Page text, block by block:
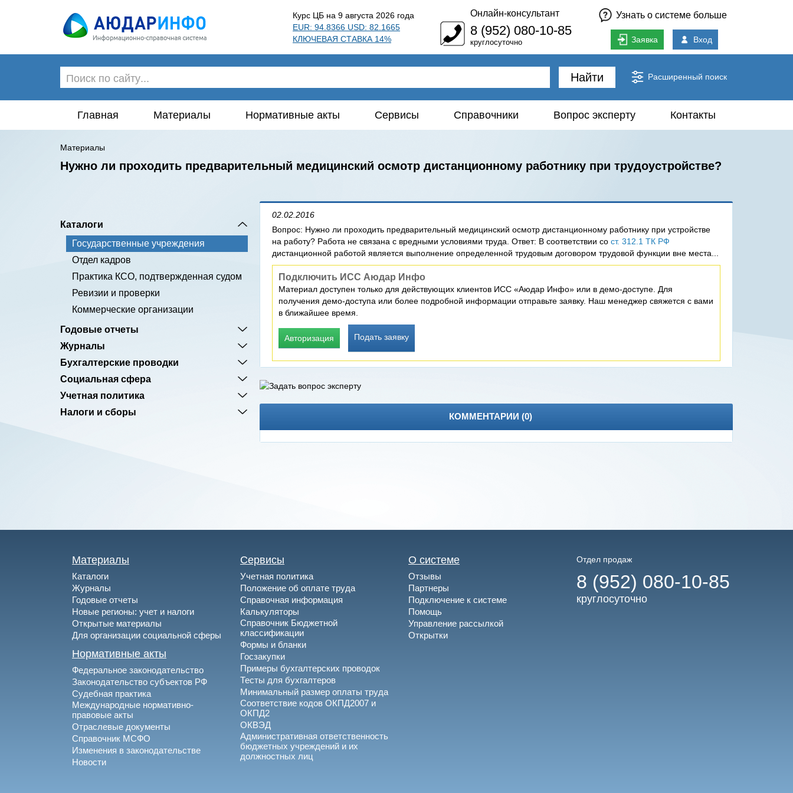
Курс ЦБ на 9 августа 2026 года
EUR: 94.8366 USD: 82.1665
КЛЮЧЕВАЯ СТАВКА 14%
Онлайн-консультант
8 (952) 080-10-85
круглосуточно
Узнать о системе больше
Заявка Вход
Найти Расширенный поиск
Главная Материалы Нормативные акты Сервисы Справочники Вопрос эксперту Контакты
Материалы
Нужно ли проходить предварительный медицинский осмотр дистанционному работнику при трудоустройстве?
Каталоги
Государственные учреждения
Отдел кадров
Практика КСО, подтвержденная судом
Ревизии и проверки
Коммерческие организации
Годовые отчеты
Журналы
Бухгалтерские проводки
Социальная сфера
Учетная политика
Налоги и сборы
02.02.2016
Вопрос: Нужно ли проходить предварительный медицинский осмотр дистанционному работнику при устройстве
на работу? Работа не связана с вредными условиями труда. Ответ: В соответствии со ст. 312.1 ТК РФ
дистанционной работой является выполнение определенной трудовым договором трудовой функции вне места...
Подключить ИСС Аюдар Инфо
Материал доступен только для действующих клиентов ИСС «Аюдар Инфо» или в демо-доступе. Для
получения демо-доступа или более подробной информации отправьте заявку. Наш менеджер свяжется с вами
в ближайшее время.
Авторизация Подать заявку
КОММЕНТАРИИ (0)
Материалы
Каталоги
Журналы
Годовые отчеты
Новые регионы: учет и налоги
Открытые материалы
Для организации социальной сферы
Нормативные акты
Федеральное законодательство
Законодательство субъектов РФ
Судебная практика
Международные нормативно-
правовые акты
Отраслевые документы
Справочник МСФО
Изменения в законодательстве
Новости
Сервисы
Учетная политика
Положение об оплате труда
Справочная информация
Калькуляторы
Справочник Бюджетной
классификации
Формы и бланки
Госзакупки
Примеры бухгалтерских проводок
Тесты для бухгалтеров
Минимальный размер оплаты труда
Соответствие кодов ОКПД2007 и
ОКПД2
ОКВЭД
Административная ответственность
бюджетных учреждений и их
должностных лиц
О системе
Отзывы
Партнеры
Подключение к системе
Помощь
Управление рассылкой
Открытки
Отдел продаж
8 (952) 080-10-85
круглосуточно